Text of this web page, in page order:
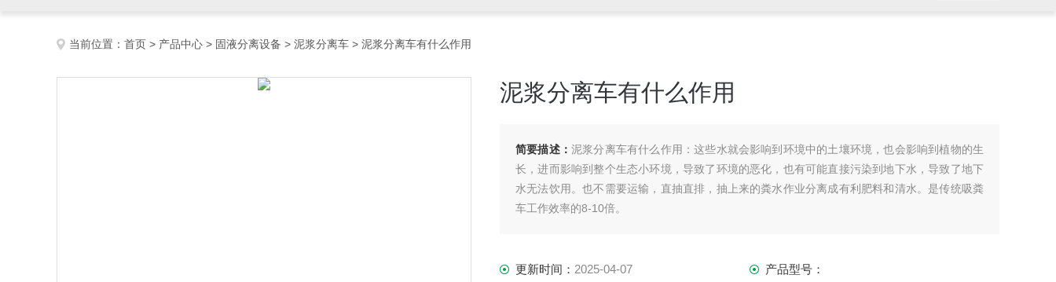
当前位置： 首页 > 产品中心 > 固液分离设备 > 泥浆分离车 > 泥浆分离车有什么作用
泥浆分离车有什么作用
简要描述： 泥浆分离车有什么作用：这些水就会影响到环境中的土壤环境，也会影响到植物的生
长，进而影响到整个生态小环境，导致了环境的恶化，也有可能直接污染到地下水，导致了地下
水无法饮用。也不需要运输，直抽直排，抽上来的粪水作业分离成有利肥料和清水。是传统吸粪
车工作效率的8-10倍。
更新时间： 2025-04-07 产品型号：